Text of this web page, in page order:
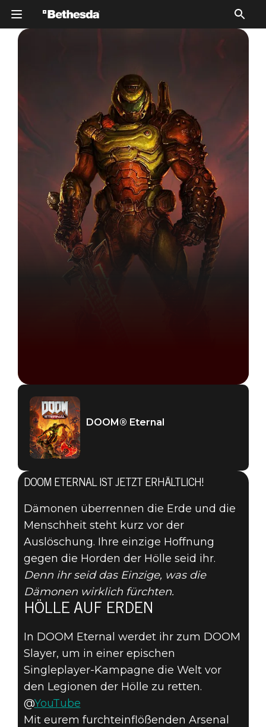
DOOM® Eternal
19. März 2020
ZEIT, IN DOOM
ETERNAL VOLL
AUFZUDREHEN!
DOOM® Eternal
DOOM ETERNAL IST JETZT ERHÄLTLICH!
Dämonen überrennen die Erde und die
Menschheit steht kurz vor der
Auslöschung. Ihre einzige Hoffnung
gegen die Horden der Hölle seid ihr.
Denn ihr seid das Einzige, was die
Dämonen wirklich fürchten.
HÖLLE AUF ERDEN
In DOOM Eternal werdet ihr zum DOOM
Slayer, um in einer epischen
Singleplayer-Kampagne die Welt vor
den Legionen der Hölle zu retten.
@YouTube
Mit eurem furchteinflößenden Arsenal